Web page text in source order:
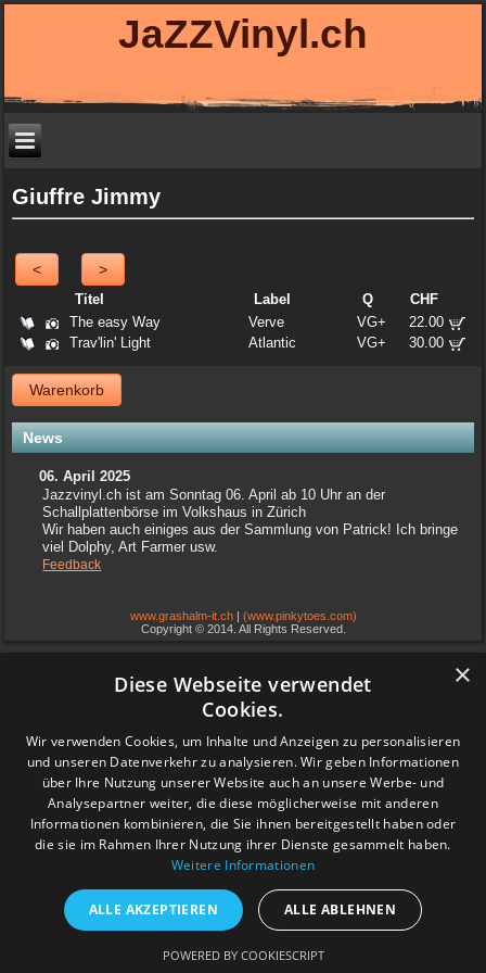
JaZZVinyl.ch
Giuffre Jimmy
< >
Titel Label Q
CHF
The easy Way
Verve VG+
22.00
Trav'lin' Light
Atlantic VG+ 30.00
Warenkorb
News
06. April 2025
Jazzvinyl.ch ist am Sonntag 06. April ab 10 Uhr an der
Schallplattenbörse im Volkshaus in Zürich
Wir haben auch einiges aus der Sammlung von Patrick! Ich bringe
viel Dolphy, Art Farmer usw.
Feedback
www.grashalm-it.ch| (www.pinkytoes.com)
Copyright © 2014. All Rights Reserved.
×
Diese Webseite verwendet
Cookies.
Wir verwenden Cookies, um Inhalte und Anzeigen zu personalisieren
und unseren Datenverkehr zu analysieren. Wir geben Informationen
über Ihre Nutzung unserer Website auch an unsere Werbe- und
Analysepartner weiter, die diese möglicherweise mit anderen
Informationen kombinieren, die Sie ihnen bereitgestellt haben oder
die sie im Rahmen Ihrer Nutzung ihrer Dienste gesammelt haben.
Weitere Informationen
ALLE AKZEPTIEREN ALLE ABLEHNEN
POWERED BY COOKIESCRIPT